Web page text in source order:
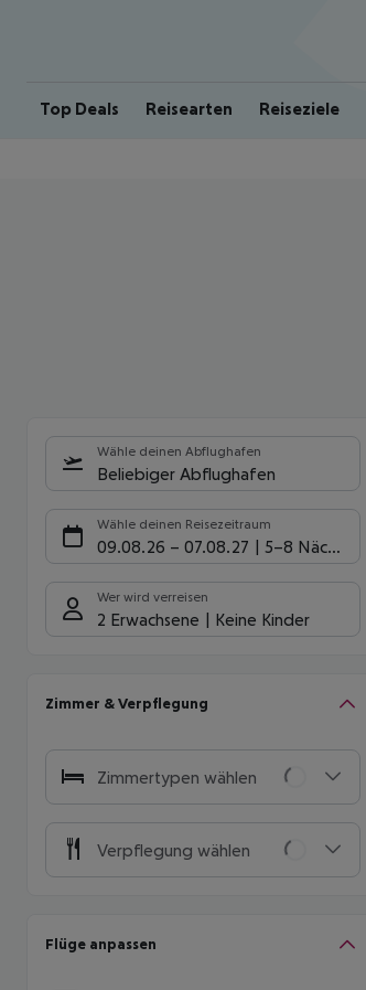
Top Deals Reisearten Reiseziele
Wähle deinen Abflughafen
Beliebiger Abflughafen
Wähle deinen Reisezeitraum
09.08.26 – 07.08.27 5-8 Nächte
Wer wird verreisen
2 Erwachsene Keine Kinder
Zimmer & Verpflegung
Zimmertypen wählen
Verpflegung wählen
Flüge anpassen